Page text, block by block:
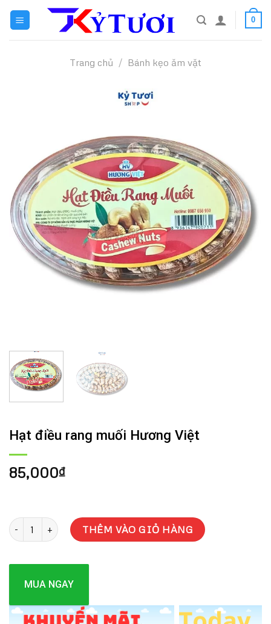
content
0
Trang chủ / Bánh kẹo ăm vặt
Hạt điều rang muối Hương Việt
85,000₫
Hạt điều rang muối Hương Việt số lượng
THÊM VÀO GIỎ HÀNG
MUA NGAY